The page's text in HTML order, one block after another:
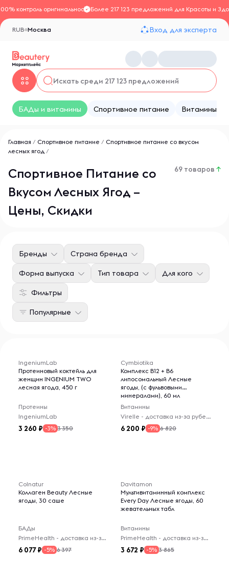
контроль оригинальностиБолее 217 123 предложений для Красоты и
Москва
RUB Вход для эксперта
БАДы и витамины Спортивное питание Витамины
Главная / Спортивное питание / Спортивное питание со вкусом
лесных ягод /
Спортивное Питание со
Вкусом Лесных Ягод –
Цены, Скидки
69 товаров ↑
Фильтры
Бренды Страна бренда
Форма выпуска Тип товара Для кого
Популярные
IngeniumLab
Протеиновый коктейль для
женщин INGENIUM TWO
лесная ягода, 450 г
Протеины
IngeniumLab
3 260 -3% 3 350
Cymbiotika
Комплекс B12 + B6
липосомальный Лесные
ягоды, (с фульвовыми
минералами), 60 мл
Витамины
Virelle - доставка из-за рубежа
6 200 -9% 6 820
Colnatur
Коллаген Beauty Лесные
ягоды, 30 саше
БАДы
PrimeHealth - доставка из-за рубежа
6 077 -5% 6 397
Davitamon
Мультивитаминный комплекс
Every Day Лесные ягоды, 60
жевательных табл
Витамины
PrimeHealth - доставка из-за рубежа
3 672 -5% 3 865